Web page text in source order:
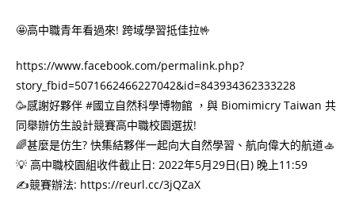
🤩高中職青年看過來! 跨域學習抵佳拉🤟
https://www.facebook.com/permalink.php?
story_fbid=5071662466227042&id=843934362333228
🥳感謝好夥伴 #國立自然科學博物館 ，與 Biomimicry Taiwan 共
同舉辦仿生設計競賽高中職校園選拔!
🌈甚麼是仿生? 快集結夥伴一起向大自然學習、航向偉大的航道🚣‍
💡 高中職校園組收件截止日: 2022年5月29日(日) 晚上11:59
✍️競賽辦法: https://reurl.cc/3jQZaX